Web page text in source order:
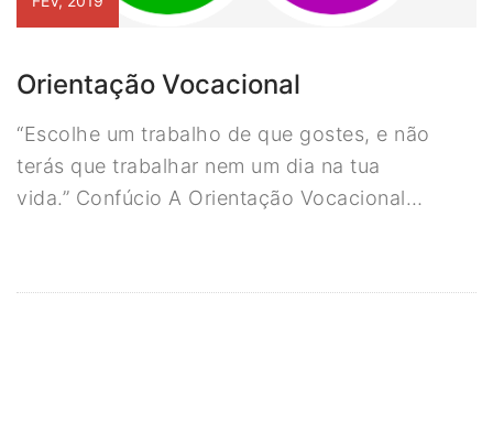
Orientação Vocacional
“Escolhe um trabalho de que gostes, e não
terás que trabalhar nem um dia na tua
vida.” Confúcio A Orientação Vocacional…